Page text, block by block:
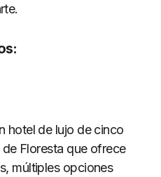
hotel de lujo de cinco
Floresta que ofrece
múltiples opciones